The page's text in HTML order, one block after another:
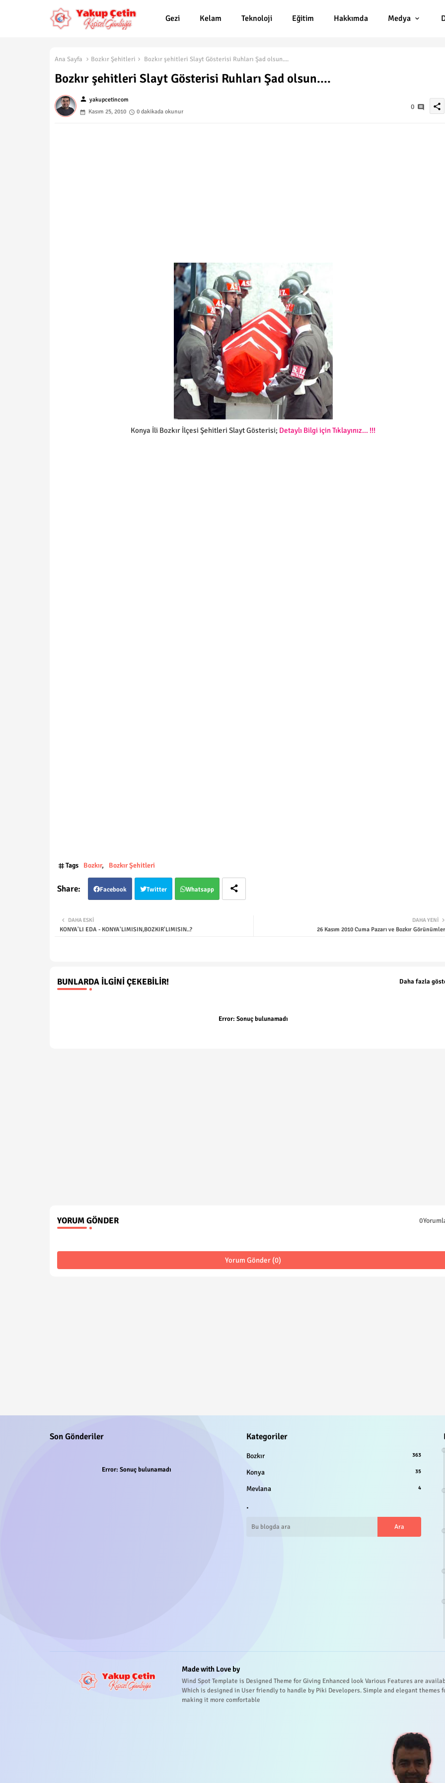
Gezi Kelam Teknoloji Eğitim Hakkımda Medya
Ana Sayfa Bozkır Şehitleri Bozkır şehitleri Slayt Gösterisi Ruhları Şad olsun....
Bozkır şehitleri Slayt Gösterisi Ruhları Şad olsun....
person yakupcetincom
Kasım 25, 2010
0 dakikada okunur
0 share
Konya İli Bozkır İlçesi Şehitleri Slayt Gösterisi; Detaylı Bilgi için Tıklayınız... !!!
Tags Bozkır Bozkır Şehitleri
Facebook Twitter Whatsapp
DAHA YENI
26 Kasım 2010 Cuma Pazarı ve Bozkır
DAHA ESKI
KONYA'LI EDA - KONYA'LIMISIN,BOZKIR'LIMISIN..?
BUNLARDA İLGINI ÇEKEBILIR! Daha fazla
Error: Sonuç bulunamadı
YORUM GÖNDER
Yorum Gönder (0)
Son Gönderiler
Error: Sonuç bulunamadı
Kategoriler
Bozkır 363
Konya 35
Mevlana 4
.
Made with Love by
Wind Spot Template is Designed Theme for Giving Enhanced look Various Features are
Which is designed in User friendly to handle by Piki Developers. Simple and elegant themes
making it more comfortable